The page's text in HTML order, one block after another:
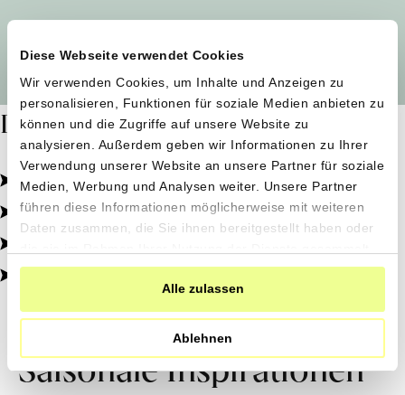
Diese Webseite verwendet Cookies
Wir verwenden Cookies, um Inhalte und Anzeigen zu
personalisieren, Funktionen für soziale Medien anbieten zu
können und die Zugriffe auf unsere Website zu
analysieren. Außerdem geben wir Informationen zu Ihrer
Verwendung unserer Website an unsere Partner für soziale
Medien, Werbung und Analysen weiter. Unsere Partner
führen diese Informationen möglicherweise mit weiteren
Daten zusammen, die Sie ihnen bereitgestellt haben oder
haben.
Alle zulassen
Ablehnen
Dafür stehen wir
Pestizidfrei angebaut, schonend verarbeitet.
Natürliche Zutaten, echter Geschmack.
Von kleinen Höfen, direkt zu dir.
100% transparent, 0% Zusatzstoffe.
Saisonale Inspirationen